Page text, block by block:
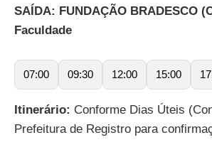
SAÍDA: FUNDAÇÃO BRADESCO
Faculdade
07:00 09:30 12:00 15:00
Itinerário: Conforme Dias Úteis
Prefeitura de Registro para